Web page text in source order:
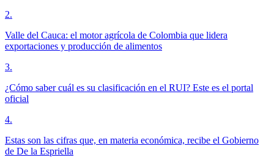
2.
Valle del Cauca: el motor agrícola de Colombia que lidera
exportaciones y producción de alimentos
3.
¿Cómo saber cuál es su clasificación en el RUI? Este es el portal
oficial
4.
Estas son las cifras que, en materia económica, recibe el Gobierno
de De la Espriella